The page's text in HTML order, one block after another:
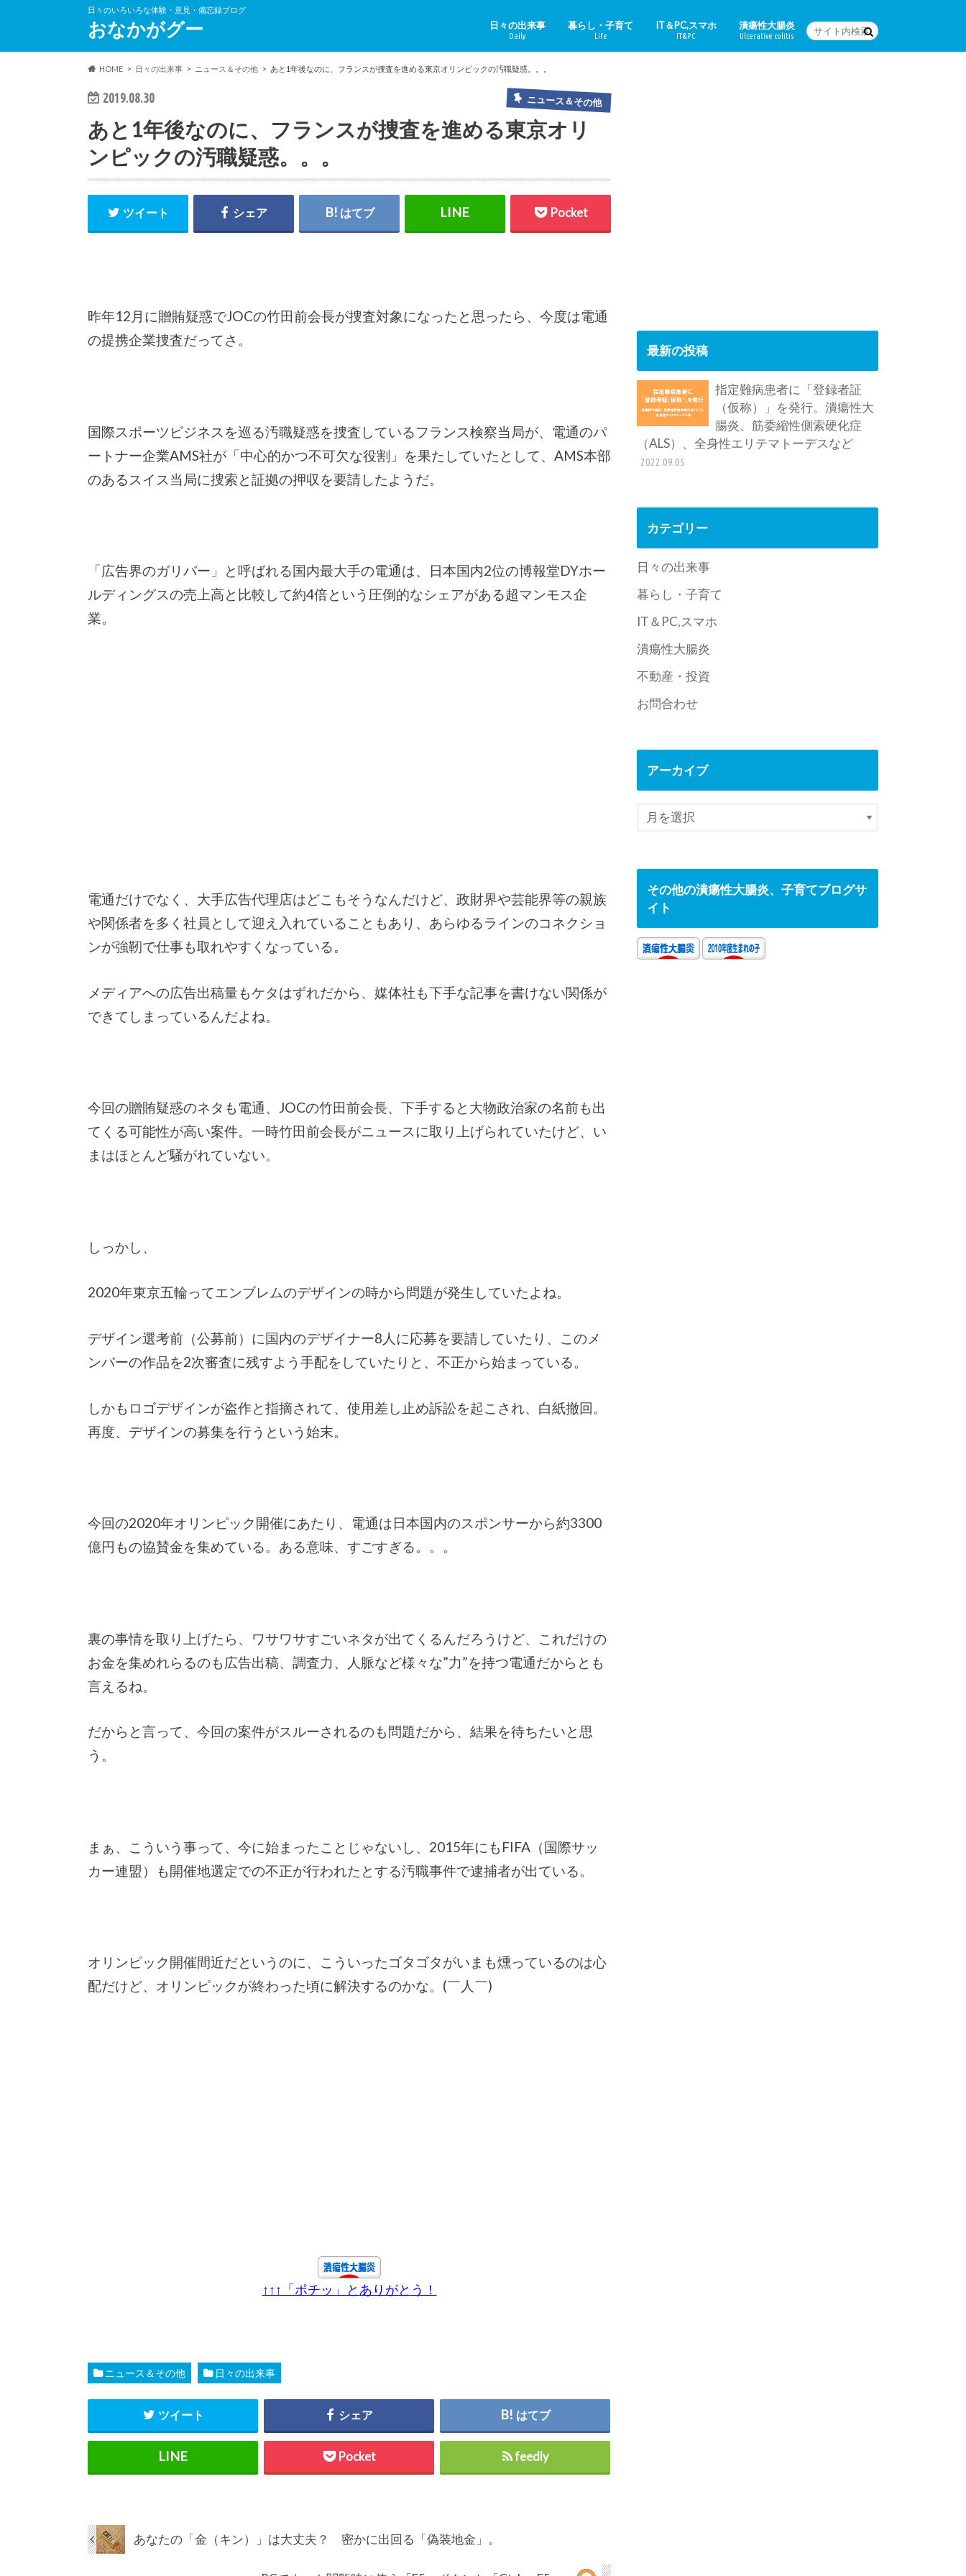
日々のいろいろな体験・意見・備忘録ブログ
おなかがグー 日々の出来事
Daily
暮らし・子育て
Life
IT＆PC,スマホ
IT&PC
潰瘍性大腸炎
Ulcerative colitis
HOME 日々の出来事 ニュース＆その他 あと1年後なのに、フランスが捜査を進める東京オリンピックの汚職疑惑。。。
2019.08.30 ニュース＆その他
あと1年後なのに、フランスが捜査を進める東京オリ
ンピックの汚職疑惑。。。
ツイート シェア はてブ Pocket
昨年12月に贈賄疑惑でJOCの竹田前会長が捜査対象になったと思ったら、今度は電通
の提携企業捜査だってさ。
国際スポーツビジネスを巡る汚職疑惑を捜査しているフランス検察当局が、電通のパ
ートナー企業AMS社が「中心的かつ不可欠な役割」を果たしていたとして、AMS本部
のあるスイス当局に捜索と証拠の押収を要請したようだ。
「広告界のガリバー」と呼ばれる国内最大手の電通は、日本国内2位の博報堂DYホー
ルディングスの売上高と比較して約4倍という圧倒的なシェアがある超マンモス企
業。
電通だけでなく、大手広告代理店はどこもそうなんだけど、政財界や芸能界等の親族
や関係者を多く社員として迎え入れていることもあり、あらゆるラインのコネクショ
ンが強靭で仕事も取れやすくなっている。
メディアへの広告出稿量もケタはずれだから、媒体社も下手な記事を書けない関係が
できてしまっているんだよね。
今回の贈賄疑惑のネタも電通、JOCの竹田前会長、下手すると大物政治家の名前も出
てくる可能性が高い案件。一時竹田前会長がニュースに取り上げられていたけど、い
まはほとんど騒がれていない。
しっかし、
2020年東京五輪ってエンブレムのデザインの時から問題が発生していたよね。
デザイン選考前（公募前）に国内のデザイナー8人に応募を要請していたり、このメ
ンバーの作品を2次審査に残すよう手配をしていたりと、不正から始まっている。
しかもロゴデザインが盗作と指摘されて、使用差し止め訴訟を起こされ、白紙撤回。
再度、デザインの募集を行うという始末。
今回の2020年オリンピック開催にあたり、電通は日本国内のスポンサーから約3300
億円もの協賛金を集めている。ある意味、すごすぎる。。。
裏の事情を取り上げたら、ワサワサすごいネタが出てくるんだろうけど、これだけの
お金を集めれらるのも広告出稿、調査力、人脈など様々な”力”を持つ電通だからとも
言えるね。
だからと言って、今回の案件がスルーされるのも問題だから、結果を待ちたいと思
う。
まぁ、こういう事って、今に始まったことじゃないし、2015年にもFIFA（国際サッ
カー連盟）も開催地選定での不正が行われたとする汚職事件で逮捕者が出ている。
オリンピック開催間近だというのに、こういったゴタゴタがいまも燻っているのは心
配だけど、オリンピックが終わった頃に解決するのかな。(￣人￣)
↑↑↑「ポチッ」とありがとう！
ニュース＆その他 日々の出来事
ツイート シェア はてブ
Pocket feedly
あなたの「金（キン）」は大丈夫？ 密かに出回る「偽装地金」。
最新の投稿
指定難病患者に「登録者証
（仮称）」を発行。潰瘍性大
腸炎、筋委縮性側索硬化症
（ALS）、全身性エリテマトーデスなど
2022.09.05
カテゴリー
日々の出来事
暮らし・子育て
IT＆PC,スマホ
潰瘍性大腸炎
不動産・投資
お問合わせ
アーカイブ
その他の潰瘍性大腸炎、子育てブログサ
イト